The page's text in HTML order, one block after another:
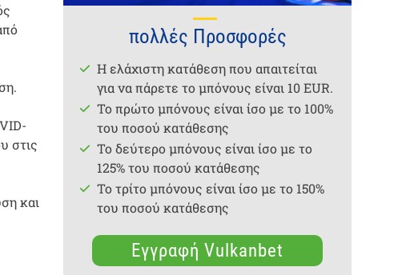
στις
και
πολλές Προσφορές
Η ελάχιστη κατάθεση που απαιτείται
για να πάρετε το μπόνους είναι 10 EUR.
Το πρώτο μπόνους είναι ίσο με το 100%
του ποσού κατάθεσης
Το δεύτερο μπόνους είναι ίσο με το
125% του ποσού κατάθεσης
Το τρίτο μπόνους είναι ίσο με το 150%
του ποσού κατάθεσης
Εγγραφή Vulkanbet